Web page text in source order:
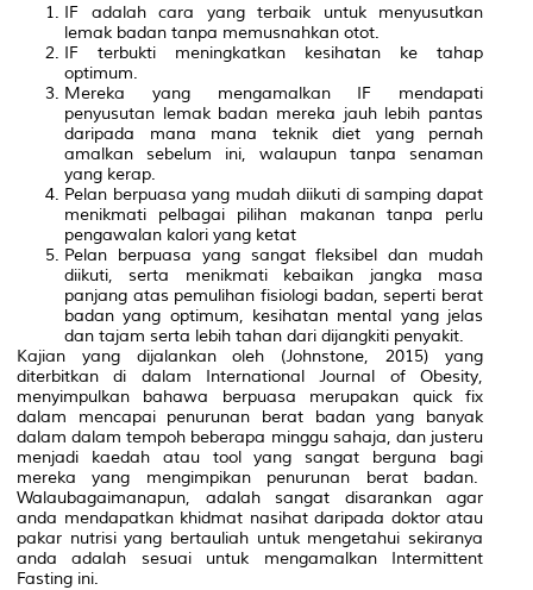
IF adalah cara yang terbaik untuk menyusutkan
lemak badan tanpa memusnahkan otot.
IF terbukti meningkatkan kesihatan ke tahap
optimum.
Mereka yang mengamalkan IF mendapati
penyusutan lemak badan mereka jauh lebih pantas
daripada mana mana teknik diet yang pernah
amalkan sebelum ini, walaupun tanpa senaman
yang kerap.
Pelan berpuasa yang mudah diikuti di samping dapat
menikmati pelbagai pilihan makanan tanpa perlu
pengawalan kalori yang ketat
Pelan berpuasa yang sangat fleksibel dan mudah
diikuti, serta menikmati kebaikan jangka masa
panjang atas pemulihan fisiologi badan, seperti berat
badan yang optimum, kesihatan mental yang jelas
dan tajam serta lebih tahan dari dijangkiti penyakit.
Kajian yang dijalankan oleh (Johnstone, 2015) yang
diterbitkan di dalam International Journal of Obesity,
menyimpulkan bahawa berpuasa merupakan quick fix
dalam mencapai penurunan berat badan yang banyak
dalam dalam tempoh beberapa minggu sahaja, dan justeru
menjadi kaedah atau toolyang sangat berguna bagi
mereka yang mengimpikan penurunan berat badan.
Walaubagaimanapun, adalah sangat disarankan agar
anda mendapatkan khidmat nasihat daripada doktor atau
pakar nutrisi yang bertauliah untuk mengetahui sekiranya
anda adalah sesuai untuk mengamalkan Intermittent
Fasting ini.